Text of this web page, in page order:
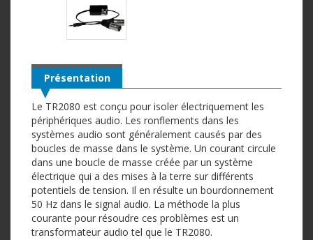
Présentation
Le TR2080 est conçu pour isoler électriquement les
périphériques audio. Les ronflements dans les
systèmes audio sont généralement causés par des
boucles de masse dans le système. Un courant circule
dans une boucle de masse créée par un système
électrique qui a des mises à la terre sur différents
potentiels de tension. Il en résulte un bourdonnement
50 Hz dans le signal audio. La méthode la plus
courante pour résoudre ces problèmes est un
transformateur audio tel que le TR2080.